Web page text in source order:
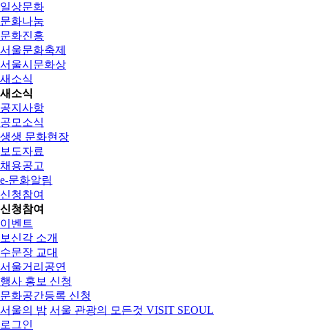
일상문화
문화나눔
문화진흥
서울문화축제
서울시문화상
새소식
새소식
공지사항
공모소식
생생 문화현장
보도자료
채용공고
e-문화알림
신청참여
신청참여
이벤트
보신각 소개
수문장 교대
서울거리공연
행사 홍보 신청
문화공간등록 신청
서울의 밤 서울 관광의 모든것 VISIT SEOUL
로그인